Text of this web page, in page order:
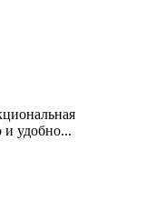
и удобно...